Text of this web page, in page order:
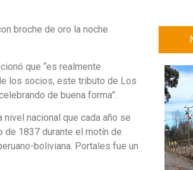
broche de oro la noche
que “es realmente
los socios, este tributo de Los
de buena forma”.
nacional que cada año se
de 1837 durante el motín de
boliviana. Portales fue un